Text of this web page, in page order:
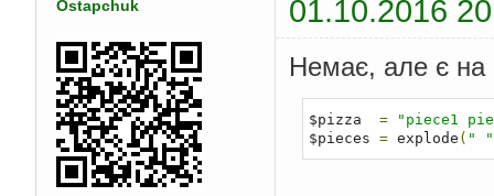
Ostapchuk 01.10.2016
Немає, але є
$pizza =
"piece1
$pieces = explode ( " "